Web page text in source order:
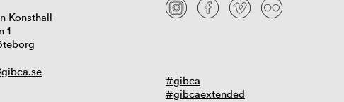
Konsthall
1
#gibca
#gibcaextended